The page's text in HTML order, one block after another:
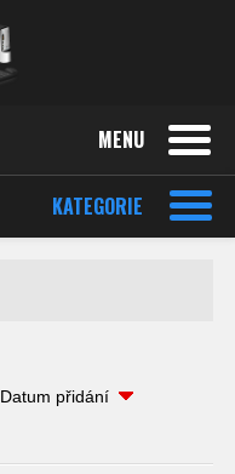
MENU
KATEGORIE
Datum přidání